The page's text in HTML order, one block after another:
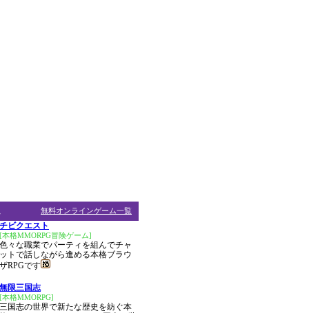
無料オンラインゲーム一覧
チビクエスト
[本格MMORPG冒険ゲーム]
色々な職業でパーティを組んでチャ
ットで話しながら進める本格ブラウ
ザRPGです
無限三国志
[本格MMORPG]
三国志の世界で新たな歴史を紡ぐ本